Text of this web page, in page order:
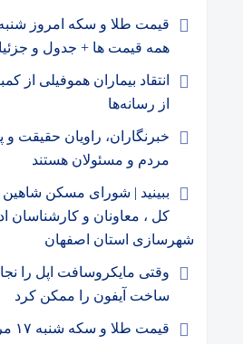
همه قیمت ها + جدول و
انتقاد بیماران هموفیلی از
از رسانه‌ها
خبرنگاران، راویان حقیقت و
مردم و مسئولان هستند
ببینید | شورای مسکن
کل ، معاونان و کارشناسان
شهرسازی استان اصفهان
وقتی مایکروسافت اپل را
ساخت آیفون را ممکن کرد